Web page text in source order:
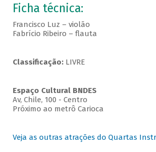
Ficha técnica:
Francisco Luz – violão
Fabrício Ribeiro – flauta
Classificação:LIVRE
Espaço Cultural BNDES
Av, Chile, 100 - Centro
Próximo ao metrô Carioca
Veja as outras atrações do Quartas